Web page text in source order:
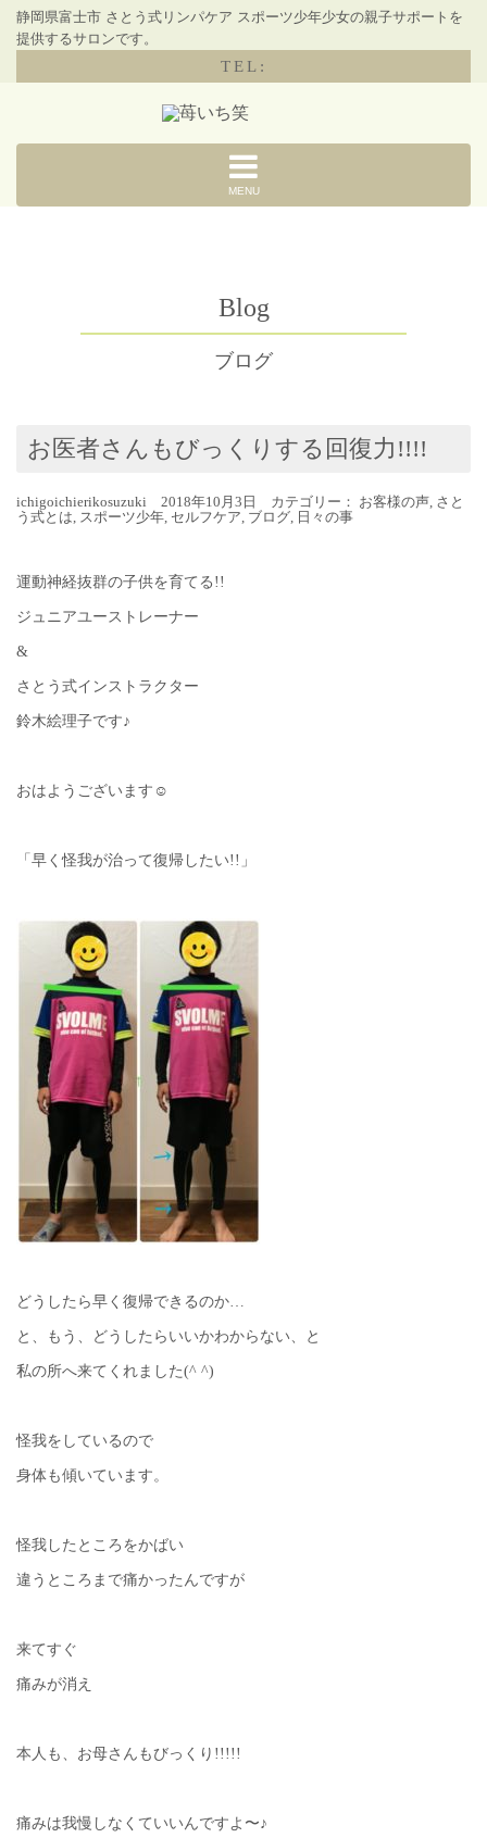
静岡県富士市 さとう式リンパケア スポーツ少年少女の親子サポートを
提供するサロンです。
TEL:
MENU
Blog
ブログ
お医者さんもびっくりする回復力!!!!
ichigoichierikosuzuki 2018年10月3日 カテゴリー： お客様の声, さと
う式とは, スポーツ少年, セルフケア, ブログ, 日々の事
運動神経抜群の子供を育てる!!
ジュニアユーストレーナー
&
さとう式インストラクター
鈴木絵理子です♪
おはようございます☺︎
「早く怪我が治って復帰したい!!」
どうしたら早く復帰できるのか…
と、もう、どうしたらいいかわからない、と
私の所へ来てくれました(^ ^)
怪我をしているので
身体も傾いています。
怪我したところをかばい
違うところまで痛かったんですが
来てすぐ
痛みが消え
本人も、お母さんもびっくり!!!!!
痛みは我慢しなくていいんですよ〜♪